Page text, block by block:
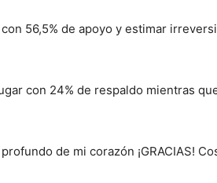
56,5% de apoyo y estimar
con 24% de respaldo mientras
de mi corazón ¡GRACIAS!